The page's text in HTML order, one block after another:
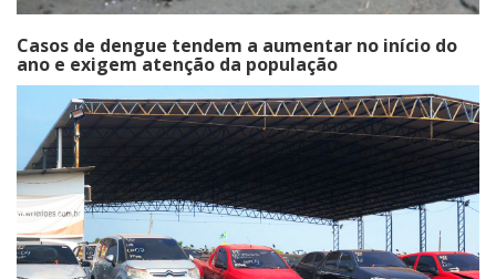
Casos de dengue tendem a aumentar no início do
ano e exigem atenção da população